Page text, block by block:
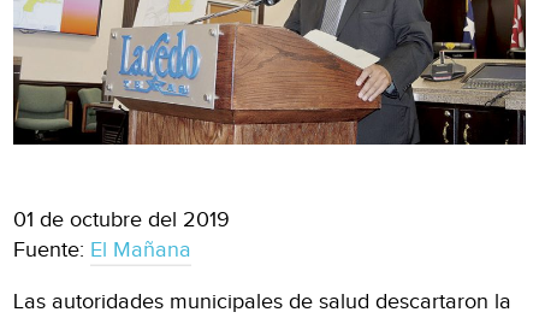
01 de octubre del 2019
Fuente: El Mañana
Las autoridades municipales de salud descartaron la